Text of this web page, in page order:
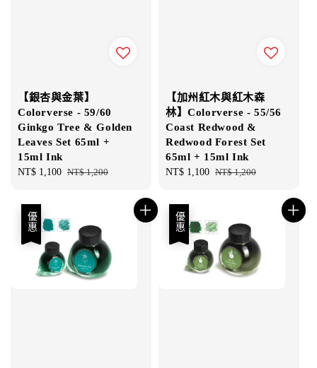
【銀杏與金葉】
Colorverse - 59/60
Ginkgo Tree & Golden
Leaves Set 65ml +
15ml Ink
Sale
NT$ 1,100 Regular
NT$ 1,200
【加州紅木與紅木森
林】Colorverse - 55/56
Coast Redwood &
Redwood Forest Set
65ml + 15ml Ink
Sale
NT$ 1,100 Regular
NT$ 1,200
優惠 優惠